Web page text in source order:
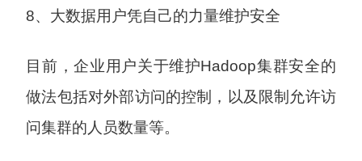
8、大数据用户凭自己的力量维护安全
目前，企业用户关于维护Hadoop集群安全的
做法包括对外部访问的控制，以及限制允许访
问集群的人员数量等。